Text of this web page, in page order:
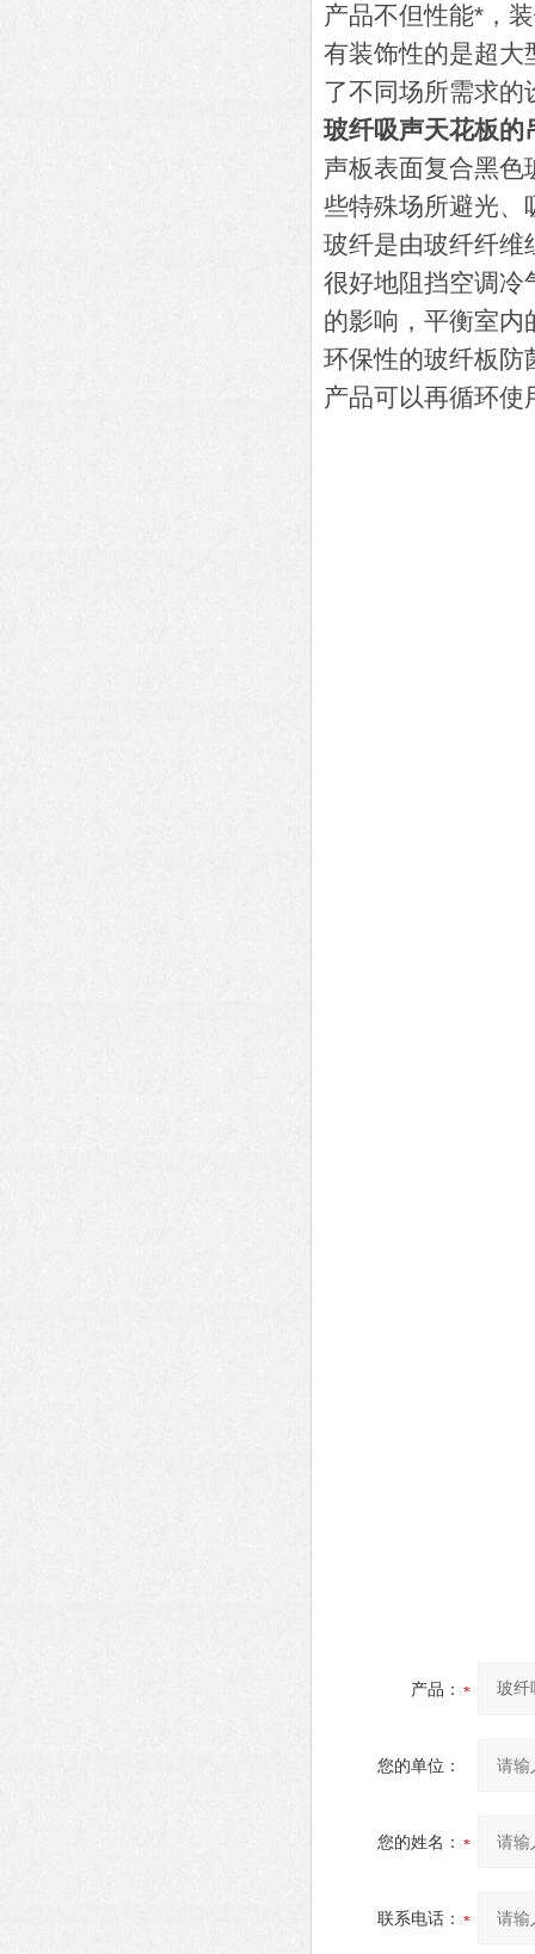
产品不但性能*，
有装饰性的是超大
了不同场所需求的
玻纤吸声天花板的
声板表面复合黑色
些特殊场所避光、
玻纤是由玻纤纤维
很好地阻挡空调冷
的影响，平衡室内
环保性的玻纤板防
产品可以再循环使
产品：
您的单位：
您的姓名：
联系电话：